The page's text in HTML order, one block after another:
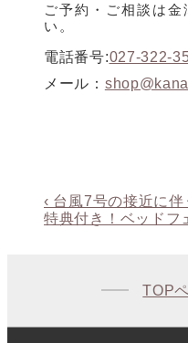
ご予約・ご相談は金
い。
電話番号:027-322-
メール：
投
稿
前
の
‹ 台風7号の接近に
次
特典付き！ベッドフ
TOP